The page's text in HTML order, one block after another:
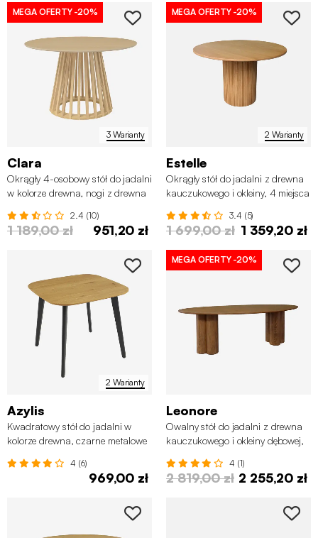
3 Warianty
MEGA OFERTY -20%
Clara
Okrągły 4-osobowy stół do jadalni
w kolorze drewna, nogi z drewna
2.4 (10)
1 189,00 zł 951,20 zł
2 Warianty
MEGA OFERTY -20%
Estelle
Okrągły stół do jadalni z drewna
kauczukowego i okleiny, 4 miejsca
3.4 (5)
1 699,00 zł 1 359,20 zł
2 Warianty
Azylis
Kwadratowy stół do jadalni w
kolorze drewna, czarne metalowe
4 (6)
969,00 zł
MEGA OFERTY -20%
Leonore
Owalny stół do jadalni z drewna
kauczukowego i okleiny dębowej,
4 (1)
2 819,00 zł 2 255,20 zł